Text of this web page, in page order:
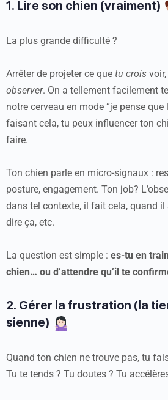
1. Lire son chien (vraiment)
La plus grande difficulté ?
Arrêter de projeter ce que tu crois
observer. On a tellement facilement
notre cerveau en mode “je pense que
faisant cela, tu peux influencer ton
faire.
Ton chien parle en micro-signaux :
posture, engagement. Ton job?
dans tel contexte, il fait cela, quand il
dire ça, etc.
La question est simple : es-tu en
chien… ou d’attendre qu’il te
2. Gérer la frustration (la
sienne)
Quand ton chien ne trouve pas, tu
Tu te tends ? Tu doutes ? Tu